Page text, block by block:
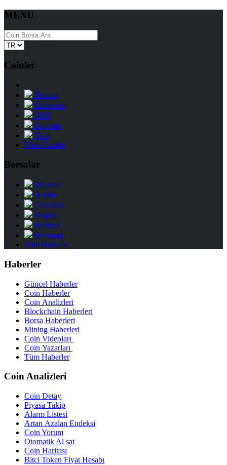
MENU
Coinler
Bitcoin
Ethereum
XRP
Litecoin
Tron
Tüm Coinler
Borsalar
Binance
Huobi
Coinbase
Kraken
Bitfinex
Bitstamp
Tüm Borsalar
Haberler
Güncel Haberler
Coin Haberler
Coin Analizleri
Blockchain Haberleri
Borsa Haberleri
Mining Haberleri
Coin Videoları
Coin Yazarları
Tüm Haberler
Coin Analizleri
Coin Detay
Piyasa Takip
Alarm Listesi
Artan Azalan Endeksi
Coin Yorum
Otomatik Al sat
Coin Haritası
Bitci Token Fiyat Hesabı